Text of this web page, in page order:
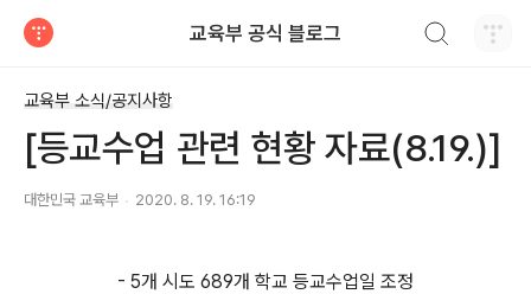
교육부 공식 블로그
교육부 소식/공지사항
[등교수업 관련 현황 자료(8.19.)]
대한민국 교육부 2020. 8. 19. 16:19
- 5개 시도 689개 학교 등교수업일 조정